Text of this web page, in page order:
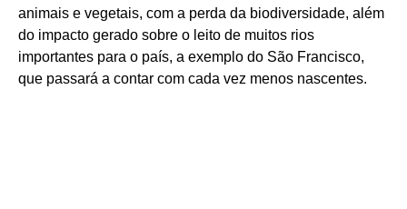
animais e vegetais, com a perda da biodiversidade, além
do impacto gerado sobre o leito de muitos rios
importantes para o país, a exemplo do São Francisco,
que passará a contar com cada vez menos nascentes.